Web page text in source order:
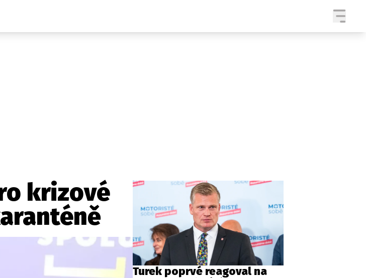
Osobní údaje / Cookies Volná místa
GROUP s.r.o., IČ: 118 23 054
důležitou zprávu, příběh, fotografie, videa?
krizové
Turek poprvé reagoval na